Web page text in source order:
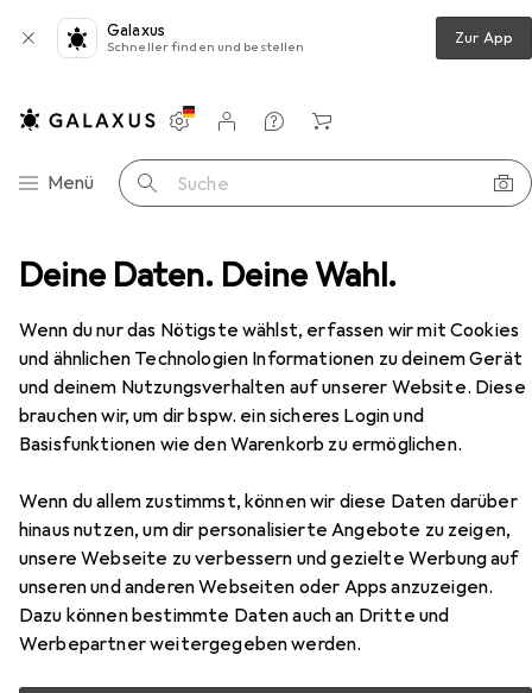
Deine Daten. Deine Wahl.
Wenn du nur das Nötigste wählst, erfassen wir mit Cookies
und ähnlichen Technologien Informationen zu deinem Gerät
und deinem Nutzungsverhalten auf unserer Website. Diese
brauchen wir, um dir bspw. ein sicheres Login und
Basisfunktionen wie den Warenkorb zu ermöglichen.
Wenn du allem zustimmst, können wir diese Daten darüber
hinaus nutzen, um dir personalisierte Angebote zu zeigen,
unsere Webseite zu verbessern und gezielte Werbung auf
unseren und anderen Webseiten oder Apps anzuzeigen.
Dazu können bestimmte Daten auch an Dritte und
Werbepartner weitergegeben werden.
Galaxus
Schneller finden und bestellen Zur App
Navigation nach Kategorien
Menü Suche
Einstellungen
Kundenkonto
Vergleichslisten
Merklisten
Warenkorb
Bilderrahmen Deknudt S66KF1 P1
EUR
11,– bei 2 Stück
DeknudtS66KF1 P1
20 x 25 cm
Zubehör für Deknudt S66KF1 P1
Hier findest du passendes Zubehör zum Produkt Deknudt
S66KF1 P1 aus der Kategorie Klebehaken + Klebenagel.